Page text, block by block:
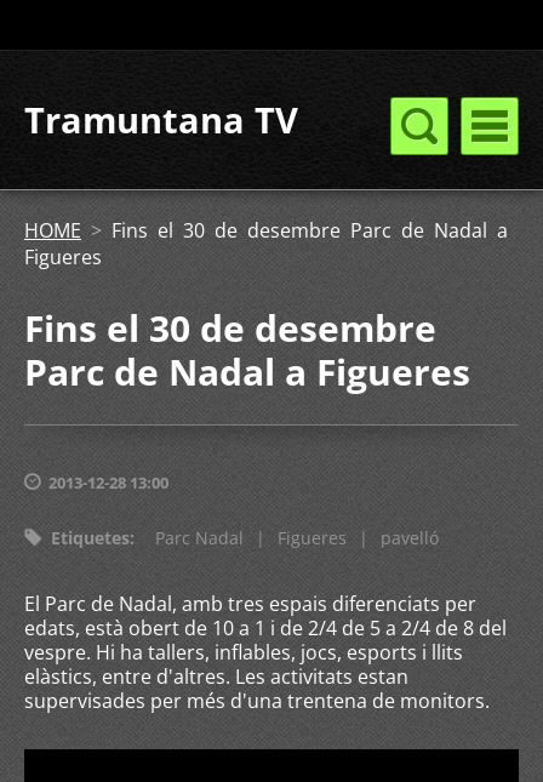
Tramuntana TV
HOME > Fins el 30 de desembre Parc de Nadal a
Figueres
Fins el 30 de desembre
Parc de Nadal a Figueres
2013-12-28 13:00
Etiquetes: Parc Nadal | Figueres | pavelló
El Parc de Nadal, amb tres espais diferenciats per
edats, està obert de 10 a 1 i de 2/4 de 5 a 2/4 de 8 del
vespre. Hi ha tallers, inflables, jocs, esports i llits
elàstics, entre d'altres. Les activitats estan
supervisades per més d'una trentena de monitors.